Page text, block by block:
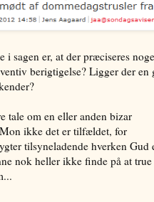
i sagen er, at der præciseres
berigtigelse? Ligger der
tale om en eller anden bizar
ikke det er tilfældet, for
tilsyneladende hverken Gud
nok heller ikke finde på at true